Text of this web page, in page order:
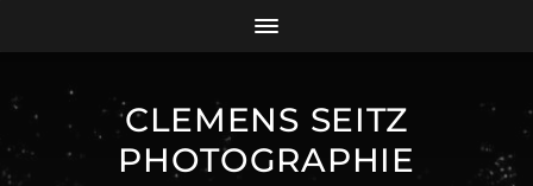
CLEMENS SEITZ
PHOTOGRAPHIE